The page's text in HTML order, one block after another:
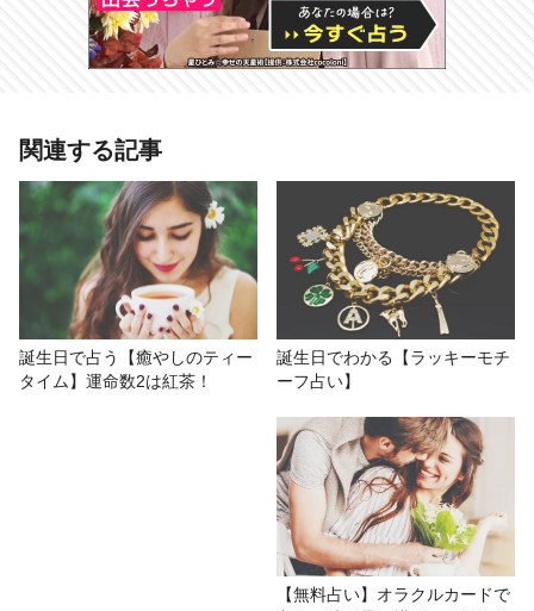
あわせて読みたい記事
誕生日で占う【宇宙パワーヒーリン
グ】幸せになるための宇宙からのメ
ッセージを聞いて！
# おもしろ # 金森藍加 # 数秘術 # 出会い
関連する記事
誕生日で占う【癒やしのティー
タイム】運命数2は紅茶！
誕生日でわかる【ラッキーモチ
ーフ占い】
【無料占い】オラクルカードで